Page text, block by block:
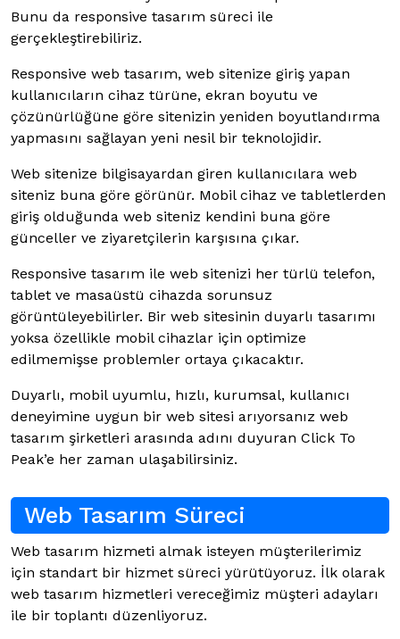
Bunu da responsive tasarım süreci ile
gerçekleştirebiliriz.
Responsive web tasarım, web sitenize giriş yapan
kullanıcıların cihaz türüne, ekran boyutu ve
çözünürlüğüne göre sitenizin yeniden boyutlandırma
yapmasını sağlayan yeni nesil bir teknolojidir.
Web sitenize bilgisayardan giren kullanıcılara web
siteniz buna göre görünür. Mobil cihaz ve tabletlerden
giriş olduğunda web siteniz kendini buna göre
günceller ve ziyaretçilerin karşısına çıkar.
Responsive tasarım ile web sitenizi her türlü telefon,
tablet ve masaüstü cihazda sorunsuz
görüntüleyebilirler. Bir web sitesinin duyarlı tasarımı
yoksa özellikle mobil cihazlar için optimize
edilmemişse problemler ortaya çıkacaktır.
Duyarlı, mobil uyumlu, hızlı, kurumsal, kullanıcı
deneyimine uygun bir web sitesi arıyorsanız web
tasarım şirketleri arasında adını duyuran Click To
Peak’e her zaman ulaşabilirsiniz.
Web Tasarım Süreci
Web tasarım hizmeti almak isteyen müşterilerimiz
için standart bir hizmet süreci yürütüyoruz. İlk olarak
web tasarım hizmetleri vereceğimiz müşteri adayları
ile bir toplantı düzenliyoruz.